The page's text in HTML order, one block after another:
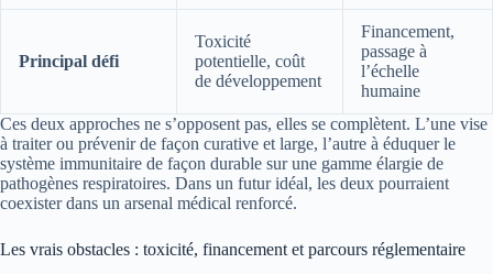
Principal défi
Toxicité
potentielle, coût
de développement
Financement,
passage à
l’échelle
humaine
Ces deux approches ne s’opposent pas, elles se complètent. L’une vise
à traiter ou prévenir de façon curative et large, l’autre à éduquer le
système immunitaire de façon durable sur une gamme élargie de
pathogènes respiratoires. Dans un futur idéal, les deux pourraient
coexister dans un arsenal médical renforcé.
Les vrais obstacles : toxicité, financement et parcours réglementaire